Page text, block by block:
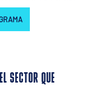
SECTOR QUE